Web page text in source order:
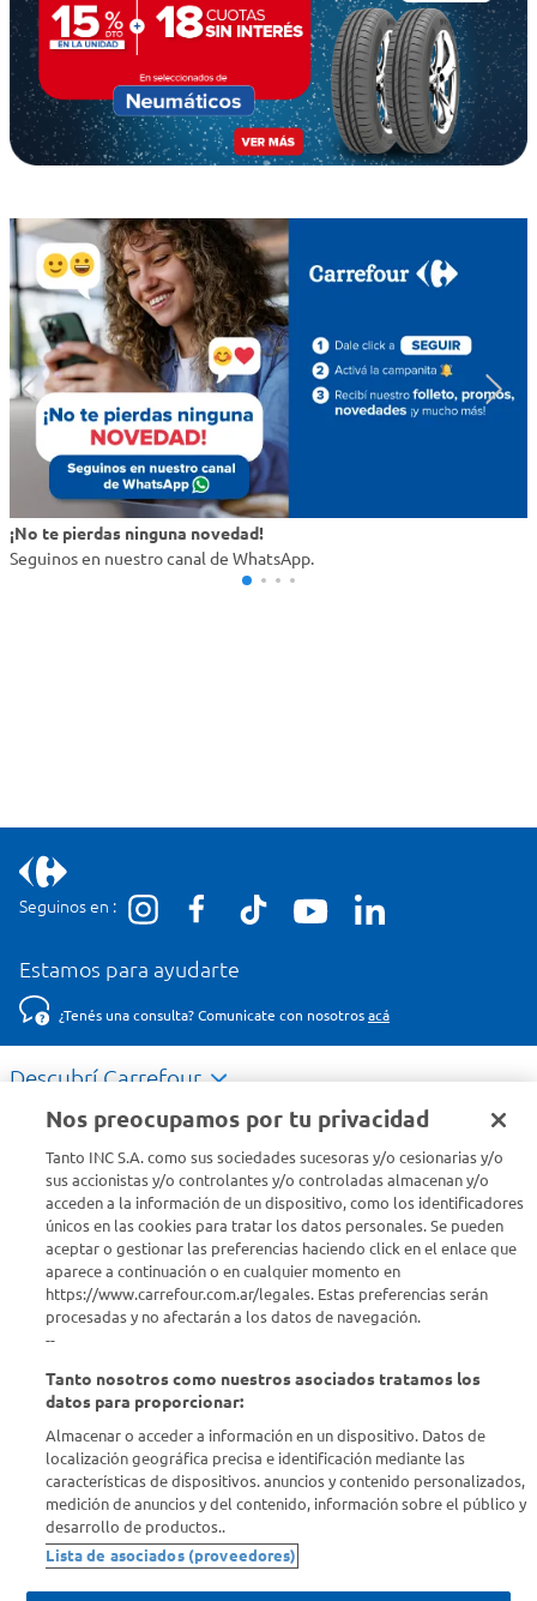
¡No te pierdas ninguna novedad!
Seguinos en nuestro canal de WhatsApp.
Seguinos en :
Estamos para ayudarte
¿Tenés una consulta? Comunicate con nosotros acá
Descubrí Carrefour
Info útil
Comprá Online
Enterate de nuestras ofertas
que nadie.
Provincia
ENVIAR
Nos preocupamos por tu privacidad
Tanto INC S.A. como sus sociedades sucesoras y/o cesionarias y/o
sus accionistas y/o controlantes y/o controladas almacenan y/o
acceden a la información de un dispositivo, como los identificadores
únicos en las cookies para tratar los datos personales. Se pueden
aceptar o gestionar las preferencias haciendo click en el enlace que
aparece a continuación o en cualquier momento en
https://www.carrefour.com.ar/legales. Estas preferencias serán
procesadas y no afectarán a los datos de navegación.
--
Tanto nosotros como nuestros asociados tratamos los
datos para proporcionar:
Almacenar o acceder a información en un dispositivo. Datos de
localización geográfica precisa e identificación mediante las
características de dispositivos. anuncios y contenido personalizados,
medición de anuncios y del contenido, información sobre el público y
desarrollo de productos..
Lista de asociados (proveedores)